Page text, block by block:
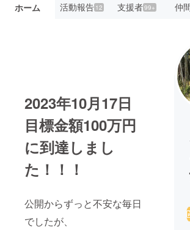
ホーム 活動報告12 支援者99+ 仲
2023年10月17日
目標金額100万円
に到達しまし
た！！！
公開からずっと不安な毎日
でしたが、